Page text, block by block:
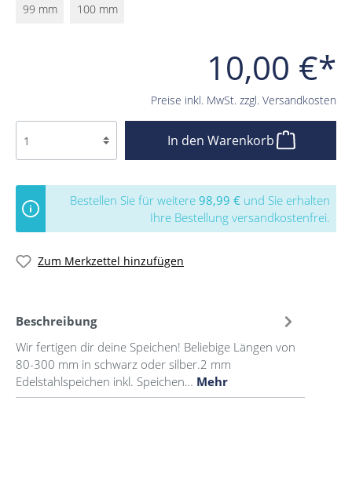
10,00 €*
Preise inkl. MwSt. zzgl. Versandkosten
99 mm 100 mm
In den Warenkorb
Bestellen Sie für weitere 98,99 € und Sie erhalten
Ihre Bestellung versandkostenfrei.
Zum Merkzettel hinzufügen
Beschreibung
Wir fertigen dir deine Speichen! Beliebige Längen von
80-300 mm in schwarz oder silber.2 mm
Edelstahlspeichen inkl. Speichen… Mehr